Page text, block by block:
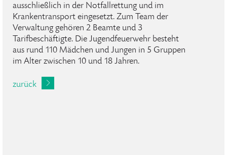
ausschließlich in der Notfallrettung und im
Krankentransport eingesetzt. Zum Team der
Verwaltung gehören 2 Beamte und 3
Tarifbeschäftigte. Die Jugendfeuerwehr besteht
aus rund 110 Mädchen und Jungen in 5 Gruppen
im Alter zwischen 10 und 18 Jahren.
zurück